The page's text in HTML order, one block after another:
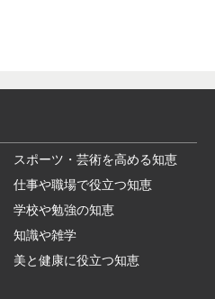
スポーツ・芸術を高める知恵
仕事や職場で役立つ知恵
学校や勉強の知恵
知識や雑学
美と健康に役立つ知恵